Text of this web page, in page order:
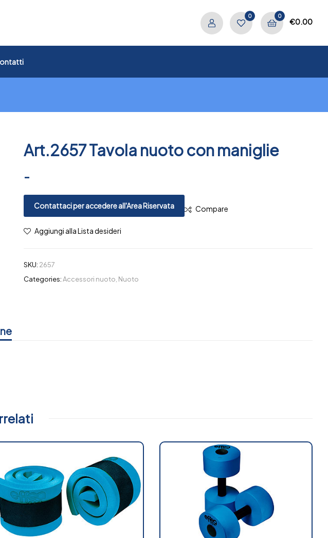
0 0
€0.00
Art.2657 Tavola nuoto con maniglie
-
Contattaci per accedere all'Area Riservata Compare
Aggiungi alla Lista desideri
SKU: 2657
Categories:Accessori nuoto, Nuoto